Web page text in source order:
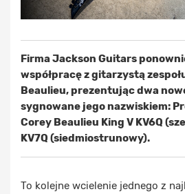
Firma Jackson Guitars
współpracę z gitarzystą
Beaulieu, prezentując dwa
sygnowane jego nazwiskiem:
Corey Beaulieu King V KV6Q
KV7Q (siedmiostrunowy).
To kolejne wcielenie jednego z